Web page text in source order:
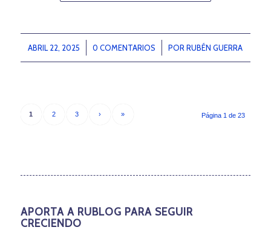
ABRIL 22, 2025
/ 0 COMENTARIOS
/ PORRUBÉN GUERRA
Página 1 de 23
1 2 3 › »
APORTA A RUBLOG PARA SEGUIR
CRECIENDO